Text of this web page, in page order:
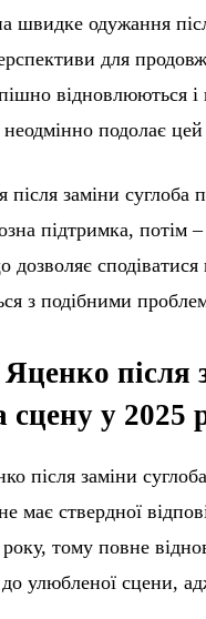
швидке одужання
для
відновлюються
подолає цей
після заміни суглоба
підтримка, потім
сподіватися
з подібними
після
сцену у 2025
після заміни
має ствердної
року, тому повне
улюбленої сцени,